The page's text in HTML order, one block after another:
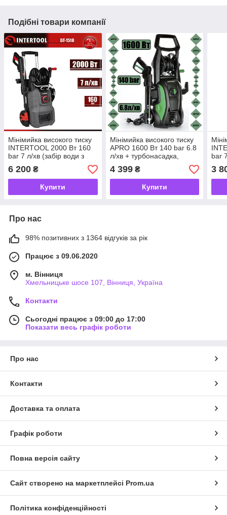
Подібні товари компанії
Мінімийка високого тиску
INTERTOOL 2000 Вт 160
bar 7 л/хв (забір води з
6 200 ₴
Купити
Мінімийка високого тиску
APRO 1600 Вт 140 bar 6.8
л/хв + турбонасадка,
пінокомплект, забір води з
відра
4 399₴
Купити
bar
3
Про нас
98% позитивних з 1364 відгуків за рік
Працює з 09.06.2020
м. Вінниця
Хмельницьке шосе 107, Вінниця, Україна
Контакти
Сьогодні працює з 09:00 до 17:00
Показати весь графік роботи
Про нас
Контакти
Доставка та оплата
Графік роботи
Повна версія сайту
Сайт створено на маркетплейсі Prom.ua
Політика конфіденційності